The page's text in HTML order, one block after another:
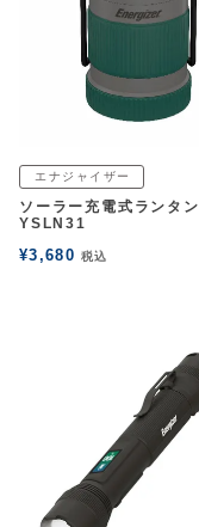
エナジャイザー
ソーラー充電式ランタン
YSLN31
¥3,680 税込